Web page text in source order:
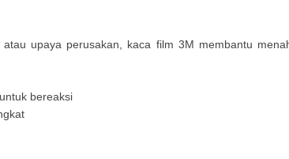
atau upaya perusakan, kaca film 3M membantu
bereaksi